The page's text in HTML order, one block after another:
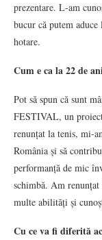
prezentare. L-am
bucur că putem
hotare.
Cum e ca la 22 de
Pot să spun că sunt
FESTIVAL, un
renunțat la tenis, mi-
România și să
performanță de mic
schimbă. Am
multe abilități și
Cu ce va fi diferită